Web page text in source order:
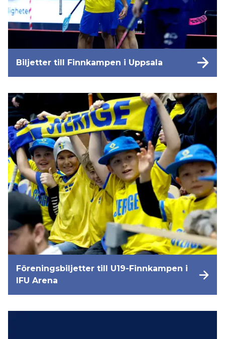
Biljetter till Finnkampen i Uppsala
Föreningsbiljetter till U19-Finnkampen i
IFU Arena